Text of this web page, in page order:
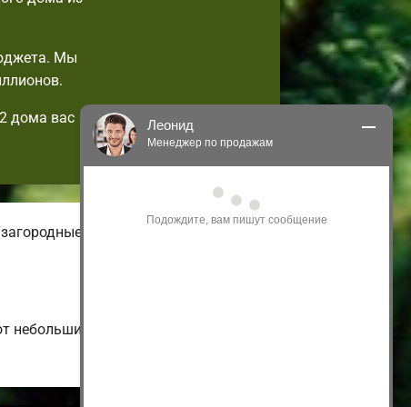
Мы
дома вас
На нашем онлайн-сайте
небольших малоэтажных и
Леонид
Менеджер по продажам
Здравствуйте! Я могу
проконсультировать Вас по нашим
акциям и проектам.